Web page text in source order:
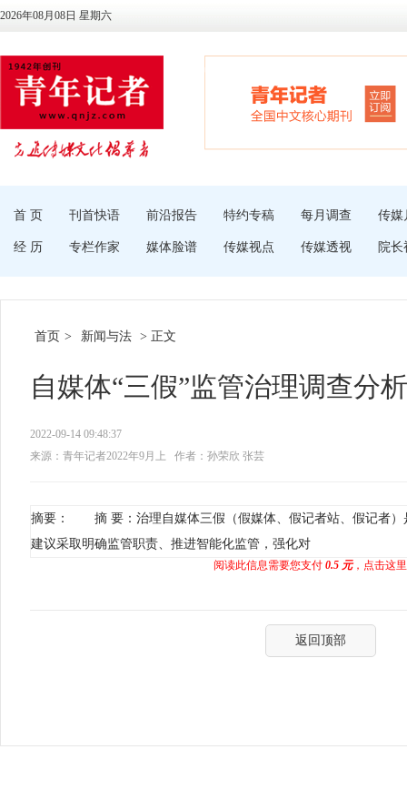
2026年08月08日 星期六
首 页 刊首快语 前沿报告 特约专稿 每月调查 传媒
经 历 专栏作家 媒体脸谱 传媒视点 传媒透视 院长
首页 > 新闻与法 > 正文
自媒体“三假”监管治理调查分
2022-09-14 09:48:37
来源：青年记者2022年9月上
作者：孙荣欣 张芸
摘要： 摘 要：治理自媒体三假（假媒体、假记者站、假记者）
建议采取明确监管职责、推进智能化监管，强化对
阅读此信息需要您支付 0.5 元，点击这
返回顶部